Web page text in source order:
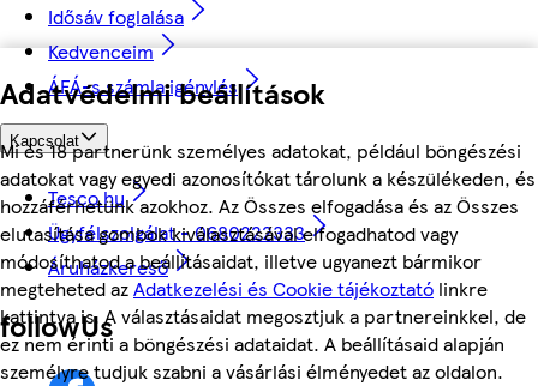
Adatvédelmi beállítások
Mi és 18 partnerünk személyes adatokat, például böngészési
adatokat vagy egyedi azonosítókat tárolunk a készülékeden, és
hozzáférhetünk azokhoz. Az Összes elfogadása és az Összes
elutasítása gombok kiválasztásával elfogadhatod vagy
módosíthatod a beállításaidat, illetve ugyanezt bármikor
megteheted azAdatkezelési és Cookie tájékoztató linkre
kattintva is. A választásaidat megosztjuk a partnereinkkel, de
ez nem érinti a böngészési adataidat. A beállításaid alapján
személyre tudjuk szabni a vásárlási élményedet az oldalon.
Idősáv foglalása
Kedvenceim
ÁFÁ-s számla igénylés
Kapcsolat
Tesco.hu
Ügyfélszolgálat - 0680222333
Áruházkereső
followUs